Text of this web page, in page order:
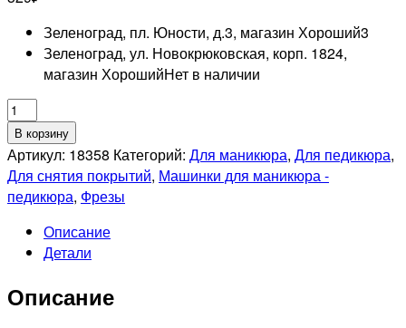
Зеленоград, пл. Юности, д.3, магазин Хороший3
Зеленоград, ул. Новокрюковская, корп. 1824,
магазин ХорошийНет в наличии
Количество
товара
Фреза
керамическая
525
190
060
В корзину
Артикул: 18358 Категорий: Для маникюра, Для педикюра,
Для снятия покрытий, Машинки для маникюра -
педикюра, Фрезы
Описание
Детали
Описание